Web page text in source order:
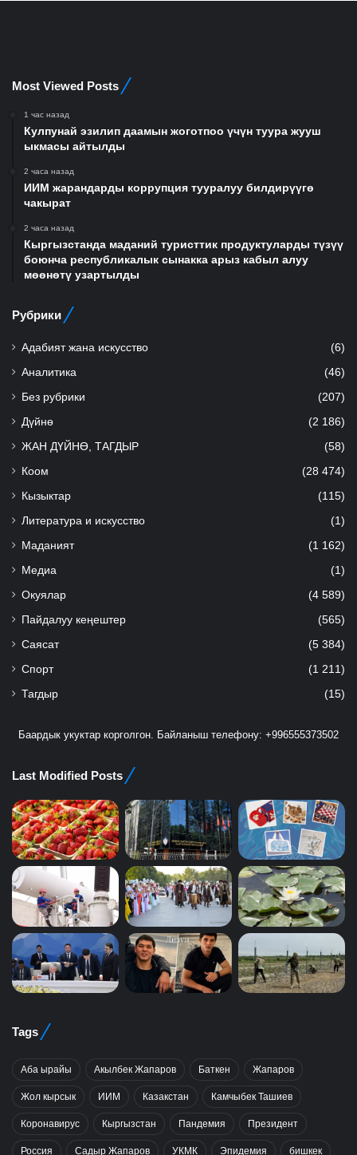
Most Viewed Posts
1 час назад
Кулпунай эзилип даамын жоготпоо үчүн туура жууш
ыкмасы айтылды
2 часа назад
ИИМ жарандарды коррупция тууралуу билдирүүгө
чакырат
2 часа назад
Кыргызстанда маданий туристтик продуктуларды түзүү
боюнча республикалык сынакка арыз кабыл алуу
мөөнөтү узартылды
Рубрики
Адабият жана искусство (6)
Аналитика (46)
Без рубрики (207)
Дүйнө (2 186)
ЖАН ДҮЙНӨ, ТАГДЫР (58)
Коом (28 474)
Кызыктар (115)
Литература и искусство (1)
Маданият (1 162)
Медиа (1)
Окуялар (4 589)
Пайдалуу кеңештер (565)
Саясат (5 384)
Спорт (1 211)
Тагдыр (15)
Баардык укуктар корголгон. Байланыш телефону: +996555373502
Last Modified Posts
Tags
Аба ырайы Акылбек Жапаров Баткен Жапаров
Жол кырсык ИИМ Казакстан Камчыбек Ташиев
Коронавирус Кыргызстан Пандемия Президент
Россия Садыр Жапаров УКМК Эпидемия бишкек